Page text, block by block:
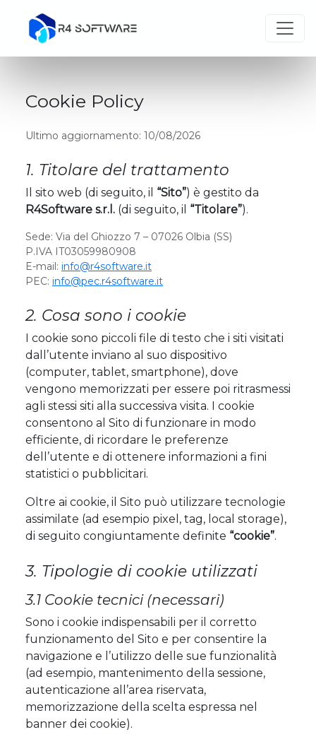
Cookie Policy
Ultimo aggiornamento: 10/08/2026
1. Titolare del trattamento
Il sito web (di seguito, il “Sito”) è gestito da
R4Software s.r.l. (di seguito, il “Titolare”).
Sede: Via del Ghiozzo 7 – 07026 Olbia (SS)
P.IVA IT03059980908
E-mail: info@r4software.it
PEC: info@pec.r4software.it
2. Cosa sono i cookie
I cookie sono piccoli file di testo che i siti visitati
dall’utente inviano al suo dispositivo
(computer, tablet, smartphone), dove
vengono memorizzati per essere poi ritrasmessi
agli stessi siti alla successiva visita. I cookie
consentono al Sito di funzionare in modo
efficiente, di ricordare le preferenze
dell’utente e di ottenere informazioni a fini
statistici o pubblicitari.
Oltre ai cookie, il Sito può utilizzare tecnologie
assimilate (ad esempio pixel, tag, local storage),
di seguito congiuntamente definite “cookie”.
3. Tipologie di cookie utilizzati
3.1 Cookie tecnici (necessari)
Sono i cookie indispensabili per il corretto
funzionamento del Sito e per consentire la
navigazione e l’utilizzo delle sue funzionalità
(ad esempio, mantenimento della sessione,
autenticazione all’area riservata,
memorizzazione della scelta espressa nel
banner dei cookie).